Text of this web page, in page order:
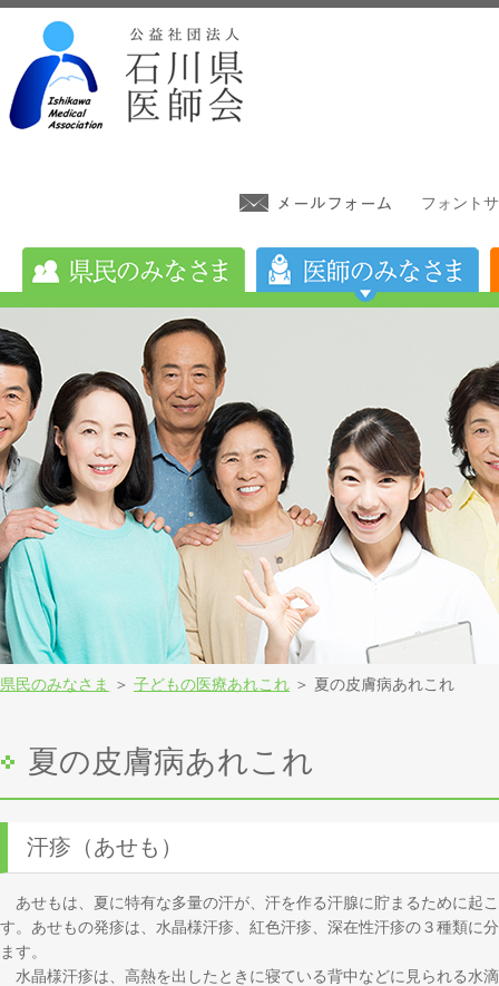
フォント
県民のみなさま ＞ 子どもの医療あれこれ ＞ 夏の皮膚病あれこれ
夏の皮膚病あれこれ
汗疹（あせも）
あせもは、夏に特有な多量の汗が、汗を作る汗腺に貯まるために起
す。あせもの発疹は、水晶様汗疹、紅色汗疹、深在性汗疹の３種類に
ます。
水晶様汗疹は、高熱を出したときに寝ている背中などに見られる水